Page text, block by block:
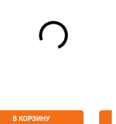
В КОРЗИНУ